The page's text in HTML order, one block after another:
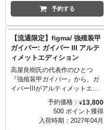
にはミーティをはじめ、「釣り
竿」や「ガンキマスの揚げ焼
し、さまざまなシチュエーショ
ンが楽しめます。
予約する
【流通限定】figma/ 強殖装甲
ガイバー: ガイバー III アルテ
ィメットエディション
高屋良樹氏の代表作のひとつ
『強殖装甲ガイバー』から、ガ
イバーIIIがアルティメットエデ
ィションとして再figma化です！
「三人目のガイバー」ガイバー
IIIを、原作者・高屋氏の完全監
修。同シリーズの「ガイバーI」
予約価格： ¥13,800
500 ポイント獲得
入荷時期： 2027年04月